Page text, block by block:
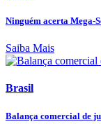
Ninguém acerta Mega-
Saiba Mais
Brasil
Balança comercial de